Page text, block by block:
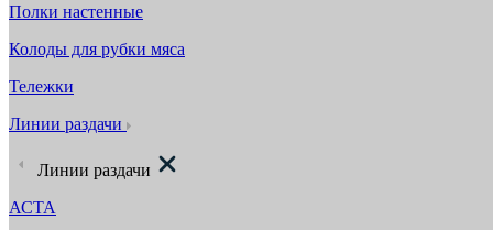
Полки настенные
Колоды для рубки мяса
Тележки
Линии раздачи
Линии раздачи
АСТА